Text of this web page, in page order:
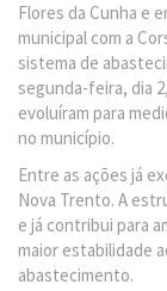
Flores da Cunha e
municipal com a
sistema de
segunda-feira, dia
evoluíram para
no município.
Entre as ações já
Nova Trento. A
e já contribui para
maior estabilidade
abastecimento.